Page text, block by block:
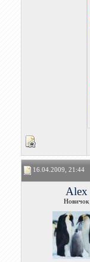
16.04.2009, 21:44
Alex
Новичок